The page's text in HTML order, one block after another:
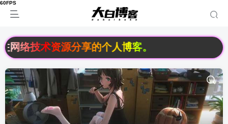
络技术资源分享的个人博客。